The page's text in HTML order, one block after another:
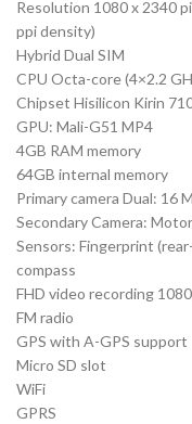
Resolution 1080 x 2340
ppi density)
Hybrid Dual SIM
CPU Octa-core (4×2.2
Chipset Hisilicon Kirin
GPU: Mali-G51 MP4
4GB RAM memory
64GB internal memory
Primary camera Dual: 16
Secondary Camera:
Sensors: Fingerprint
compass
FHD video recording
FM radio
GPS with A-GPS support
Micro SD slot
WiFi
GPRS